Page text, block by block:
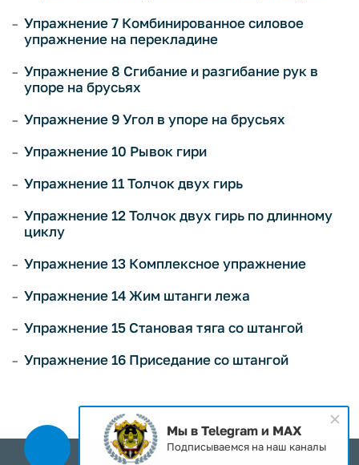
Упражнение 7 Комбинированное силовое
упражнение на перекладине
Упражнение 8 Сгибание и разгибание рук в
упоре на брусьях
Упражнение 9 Угол в упоре на брусьях
Упражнение 10 Рывок гири
Упражнение 11 Толчок двух гирь
Упражнение 12 Толчок двух гирь по длинному
циклу
Упражнение 13 Комплексное упражнение
Упражнение 14 Жим штанги лежа
Упражнение 15 Становая тяга со штангой
Упражнение 16 Приседание со штангой
Мы в Telegram и MAX
Подписываемся на наш каналы